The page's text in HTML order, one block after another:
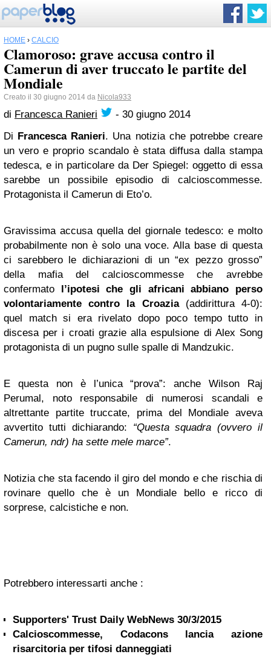
HOME › CALCIO
Clamoroso: grave accusa contro il
Camerun di aver truccato le partite del
Mondiale
Creato il 30 giugno 2014 da Nicola933
di Francesca Ranieri - 30 giugno 2014
Di Francesca Ranieri. Una notizia che potrebbe creare
un vero e proprio scandalo è stata diffusa dalla stampa
tedesca, e in particolare da Der Spiegel: oggetto di essa
sarebbe un possibile episodio di calcioscommesse.
Protagonista il Camerun di Eto’o.
Gravissima accusa quella del giornale tedesco: e molto
probabilmente non è solo una voce. Alla base di questa
ci sarebbero le dichiarazioni di un “ex pezzo grosso”
della mafia del calcioscommesse che avrebbe
confermato l’ipotesi che gli africani abbiano perso
volontariamente contro la Croazia(addirittura 4-0):
quel match si era rivelato dopo poco tempo tutto in
discesa per i croati grazie alla espulsione di Alex Song
protagonista di un pugno sulle spalle di Mandzukic.
E questa non è l’unica “prova”: anche Wilson Raj
Perumal, noto responsabile di numerosi scandali e
altrettante partite truccate, prima del Mondiale aveva
avvertito tutti dichiarando: “Questa squadra (ovvero il
Camerun, ndr) ha sette mele marce”.
Notizia che sta facendo il giro del mondo e che rischia di
rovinare quello che è un Mondiale bello e ricco di
sorprese, calcistiche e non.
Potrebbero interessarti anche :
Supporters' Trust Daily WebNews 30/3/2015
Calcioscommesse, Codacons lancia azione
risarcitoria per tifosi danneggiati